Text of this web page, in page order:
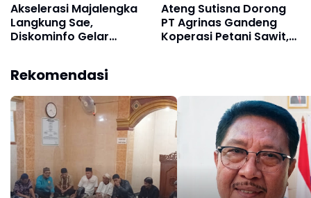
Akselerasi Majalengka
Langkung Sae,
Diskominfo Gelar
Sentimen Negatif
terhadap Pemerintah"
Ateng Sutisna Dorong
PT Agrinas Gandeng
Koperasi Petani Sawit,
Rekomendasi